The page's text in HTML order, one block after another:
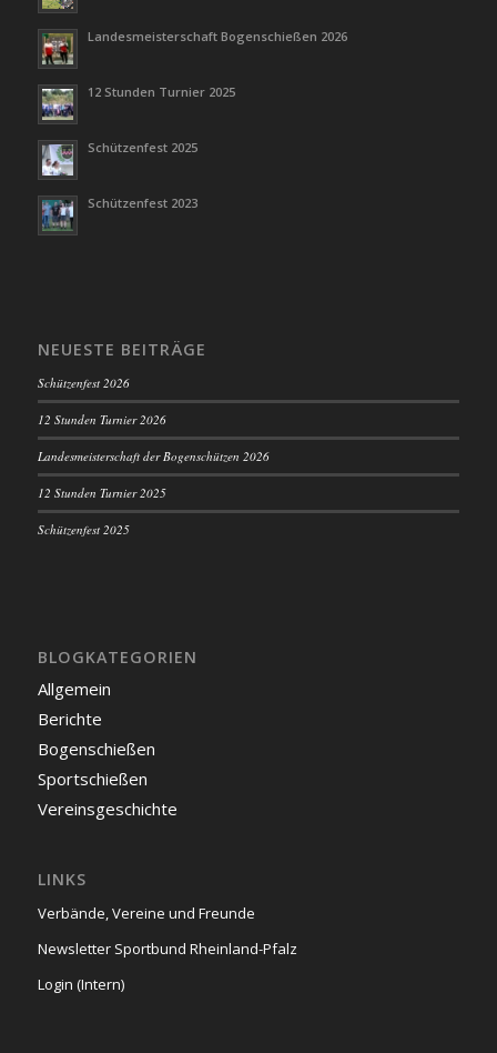
Landesmeisterschaft Bogenschießen 2026
12 Stunden Turnier 2025
Schützenfest 2025
Schützenfest 2023
NEUESTE BEITRÄGE
Schützenfest 2026
12 Stunden Turnier 2026
Landesmeisterschaft der Bogenschützen 2026
12 Stunden Turnier 2025
Schützenfest 2025
BLOGKATEGORIEN
Allgemein
Berichte
Bogenschießen
Sportschießen
Vereinsgeschichte
LINKS
Verbände, Vereine und Freunde
Newsletter Sportbund Rheinland-Pfalz
Login (Intern)